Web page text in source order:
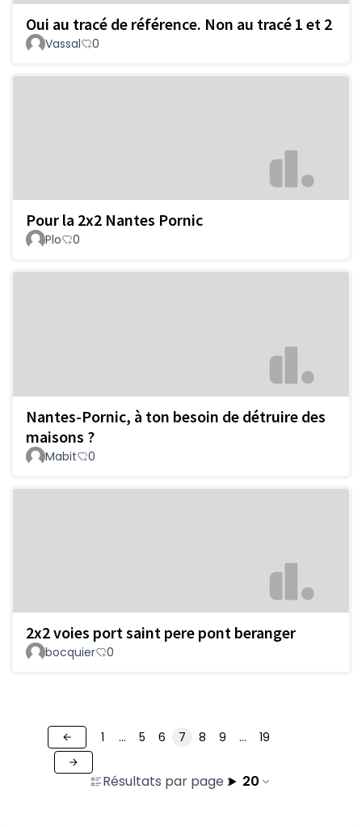
Oui au tracé de référence. Non au tracé 1 et 2
Vassal 0
Pour la 2x2 Nantes Pornic
Plo 0
Nantes-Pornic, à ton besoin de détruire des
maisons ?
Mabit 0
2x2 voies port saint pere pont beranger
bocquier 0
Résultats par page : 20
1 … 5 6 7 8 9 … 19